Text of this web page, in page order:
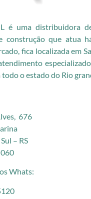
é uma distribuidora
construção que atua
fica localizada em
o estado do Rio
676
– RS
Whats: